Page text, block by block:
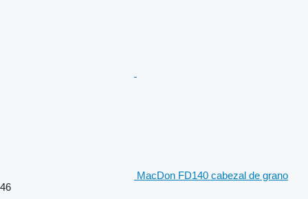
MacDon FD140 cabezal de grano
46